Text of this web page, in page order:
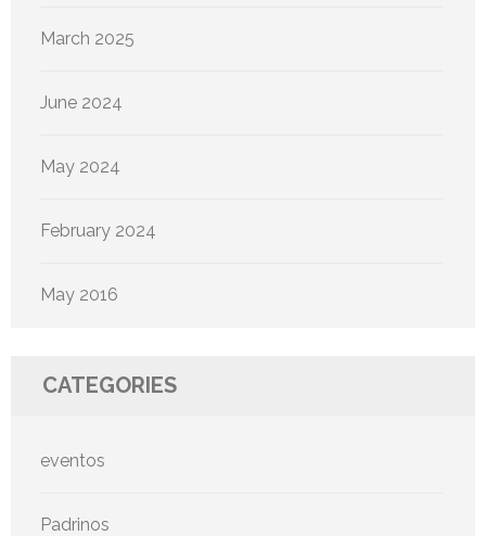
March 2025
June 2024
May 2024
February 2024
May 2016
CATEGORIES
eventos
Padrinos